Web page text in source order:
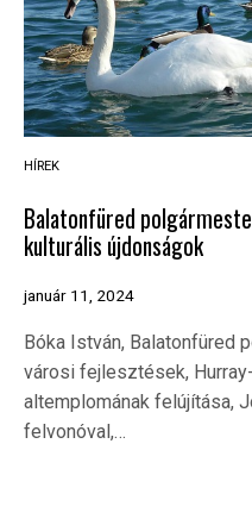
HÍREK
Balatonfüred
kulturális újdonságok
január 11, 2024
Bóka István, Balatonfüred
városi fejlesztések,
altemplomának felújítása,
felvonóval,…